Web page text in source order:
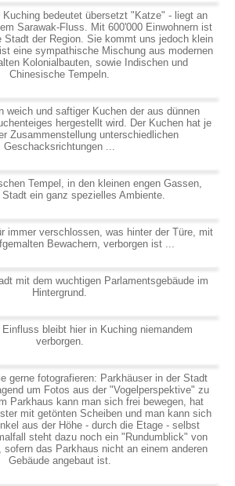
Kuching bedeutet übersetzt "Katze" - liegt an
Sarawak-Fluss. Mit 600'000 Einwohnern ist
Stadt der Region. Sie kommt uns jedoch klein
eine sympathische Mischung aus modernen
Kolonialbauten, sowie Indischen und
Chinesische Tempeln.
weich und saftiger Kuchen der aus dünnen
hergestellt wird. Der Kuchen hat je
Zusammenstellung unterschiedlichen
Geschacksrichtungen ...
Tempel, in den kleinen engen Gassen,
Stadt ein ganz spezielles Ambiente.
immer verschlossen, was hinter der Türe, mit
Bewachern, verborgen ist ...
mit dem wuchtigen Parlamentsgebäude im
Hintergrund.
bleibt hier in Kuching niemandem
verborgen.
gerne fotografieren: Parkhäuser in der Stadt
um Fotos aus der "Vogelperspektive" zu
Parkhaus kann man sich frei bewegen, hat
mit getönten Scheiben und man kann sich
aus der Höhe - durch die Etage - selbst
steht dazu noch ein "Rundumblick" von
sofern das Parkhaus nicht an einem anderen
Gebäude angebaut ist.